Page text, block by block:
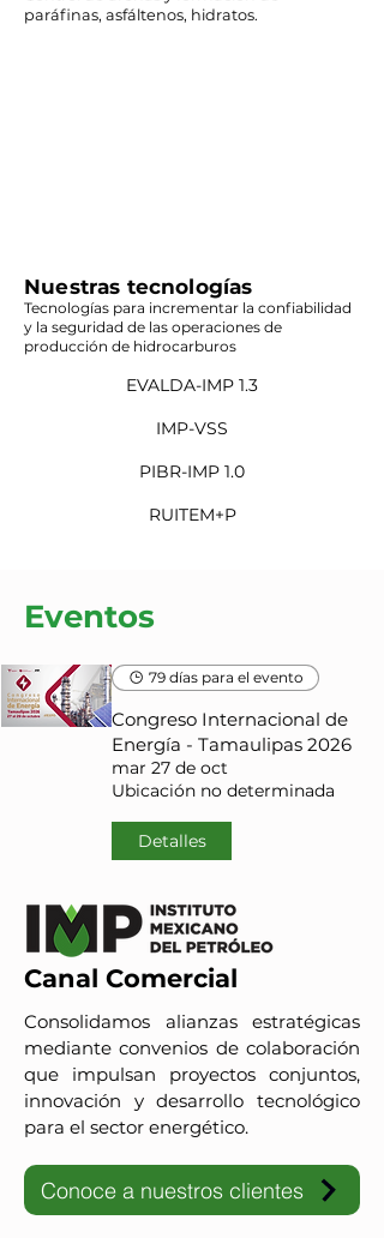
paráfinas, asfáltenos, hidratos.
Nuestras tecnologías
Tecnologías para incrementar la confiabilidad
y la seguridad de las operaciones de
producción de hidrocarburos
EVALDA-IMP 1.3
IMP-VSS
PIBR-IMP 1.0
RUITEM+P
Eventos
79 días para el evento
Congreso Internacional de
Energía - Tamaulipas 2026
mar 27 de oct
Ubicación no determinada
Detalles
Canal Comercial
Consolidamos alianzas estratégicas
mediante convenios de colaboración
que impulsan proyectos conjuntos,
innovación y desarrollo tecnológico
para el sector energético.
Conoce a nuestros clientes
IMP-UAdeC
El IMP y la Universidad Autónoma de